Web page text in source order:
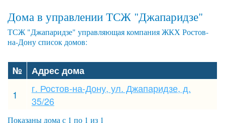
Дома в управлении ТСЖ "Джапаридзе"
ТСЖ "Джапаридзе" управляющая компания ЖКХ Ростов-
на-Дону список домов:
№
Адрес дома
1
г. Ростов-на-Дону, ул. Джапаридзе, д.
35/26
Показаны дома с 1 по 1 из 1